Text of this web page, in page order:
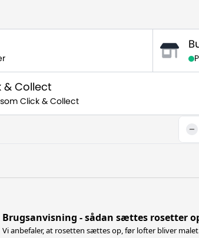
& Collect
Click & Collect
Brugsanvisning - sådan sættes rosetter
Vi anbefaler, at rosetten sættes op, før lofter bliver